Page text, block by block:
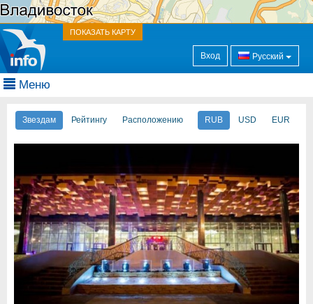
ПОКАЗАТЬ КАРТУ
Вход Русский
Меню
Звездам Рейтингу Расположению RUB USD EUR